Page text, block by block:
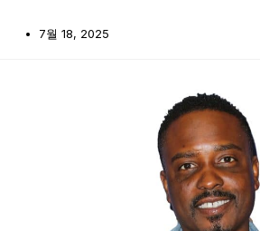
7월 18, 2025